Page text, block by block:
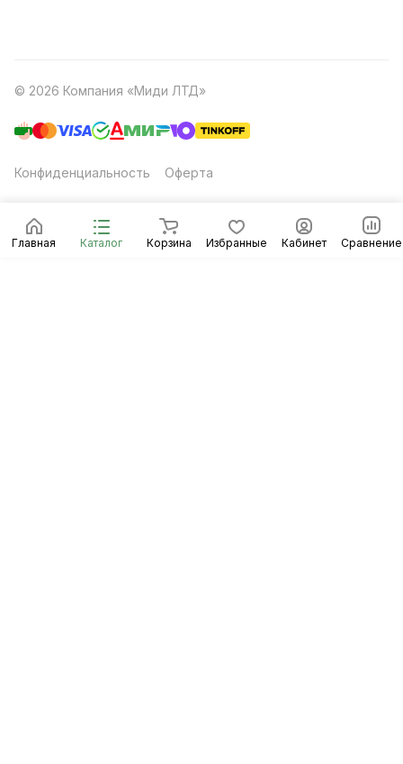
Главная Каталог Корзина Избранные Кабинет Сравнение
© 2026 Компания «Миди ЛТД»
Конфиденциальность Оферта